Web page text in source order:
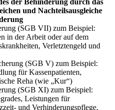
der Behinderung durch das
und Nachteilsausgleiche
(SGB VII) zum Beispiel:
in der Arbeit oder auf dem
Verletztengeld und
(SGB V) zum Beispiel:
für Kassenpatienten,
Reha (wie „Kur“)
(SGB XI) zum Beispiel:
Leistungen für
und Verhinderungspflege,